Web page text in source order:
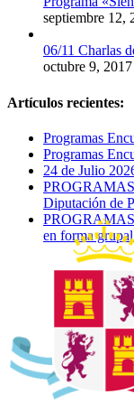
septiembre 12,
06/11 Charlas
octubre 9, 2017
Artículos recientes:
Programas
Programas
24 de Julio
Diputación de
en forma